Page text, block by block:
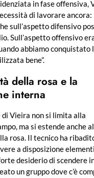
in fase offensiva,
di lavorare ancora:
sull’aspetto difensivo
Sull’aspetto offensivo
abbiamo conquistato
bene”.
della rosa e la
interna
di Vieira non si limita alla
ma si estende anche
rosa. Il tecnico ha
a disposizione
desiderio di scendere
un gruppo dove c’è